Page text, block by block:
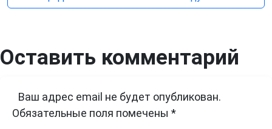
Оставить комментарий
Ваш адрес email не будет опубликован.
Обязательные поля помечены *